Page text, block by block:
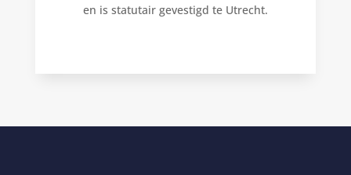
en is statutair gevestigd te Utrecht.